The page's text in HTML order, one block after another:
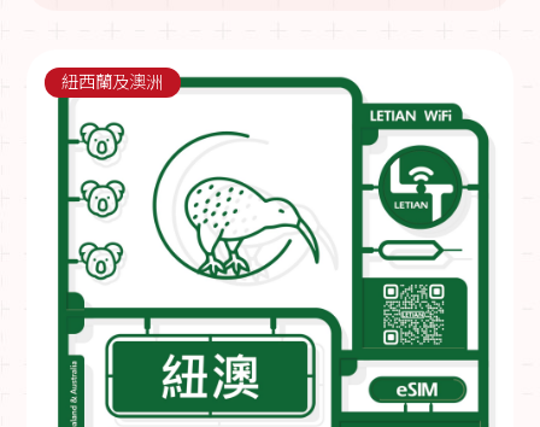
紐西蘭及澳洲